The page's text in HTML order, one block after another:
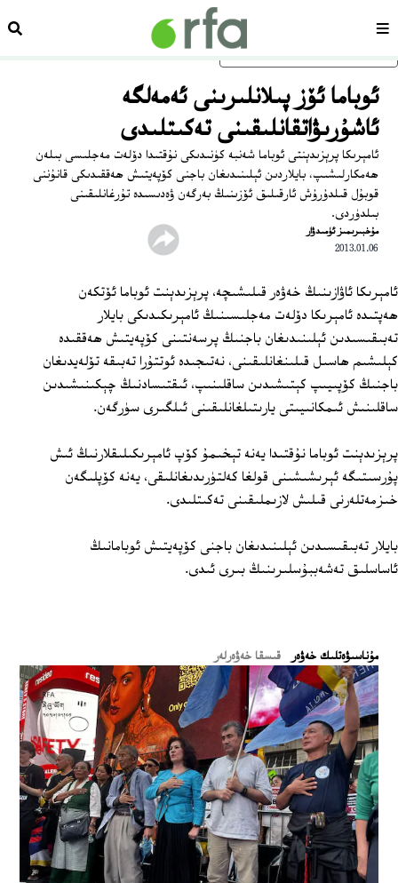
ئاساسلىق مەزمۇنغا ئاتلاڭسەھىپە
ئوباما ئۆز پىلانلىرىنى ئەمەلگە
ئاشۇرىۋاتقانلىقىنى تەكىتلىدى
ئامېرىكا پرېزىدېنتى ئوباما شەنبە كۈنىدىكى نۇقتىدا دۆلەت مەجلىسى بىلەن
ھەمكارلىشىپ، بايلاردىن ئېلىنىدىغان باجنى كۆپەيتىش ھەققىدىكى قانۇننى
قوبۇل قىلدۇرۇش ئارقىلىق ئۆزىنىڭ بەرگەن ۋەدىسىدە تۇرغانلىقىنى
بىلدۈردى.
مۇخبىرىمىز ئۈمىدۋار
2013.01.06
ئامېرىكا ئاۋازىنىڭ خەۋەر قىلىشىچە، پرېزىدېنت ئوباما ئۆتكەن
ھەپتىدە ئامېرىكا دۆلەت مەجلىسىنىڭ ئامېرىكىدىكى بايلار
تەبىقىسىدىن ئېلىنىدىغان باجنىڭ پرسەنتىنى كۆپەيتىش ھەققىدە
كېلىشىم ھاسىل قىلىنغانلىقىنى، نەتىجىدە ئوتتۇرا تەبىقە تۆلەيدىغان
باجنىڭ كۆپىيىپ كېتىشىدىن ساقلىنىپ، ئىقتىسادنىڭ چېكىنىشىدىن
ساقلىنىش ئىمكانىيىتى يارىتىلغانلىقىنى ئىلگىرى سۈرگەن.
پرېزىدېنت ئوباما نۇقتىدا يەنە تېخىمۇ كۆپ ئامېرىكىلىقلارنىڭ ئىش
پۇرسىتىگە ئېرىشىشىنى قولغا كەلتۈرىدىغانلىقى، يەنە كۆپلىگەن
خىزمەتلەرنى قىلىش لازىملىقىنى تەكىتلىدى.
بايلار تەبىقىسىدىن ئېلىنىدىغان باجنى كۆپەيتىش ئوبامانىڭ
ئاساسلىق تەشەببۇسلىرىنىڭ بىرى ئىدى.
ﻣﯘﻧﺎﺳﯩﯟﻩﺗﻠﯩﻚ ﺧﻪﯞﻩﺭ قىسقا خەۋەرلەر